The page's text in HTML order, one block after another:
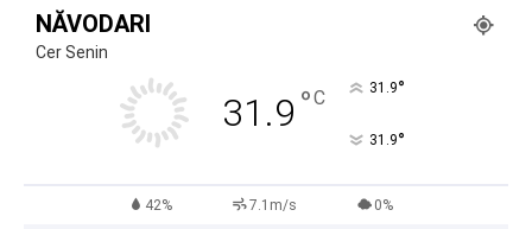
NĂVODARI
Cer Senin
31.9 °C 31.9°
31.9°
42% 7.1m/s 0%